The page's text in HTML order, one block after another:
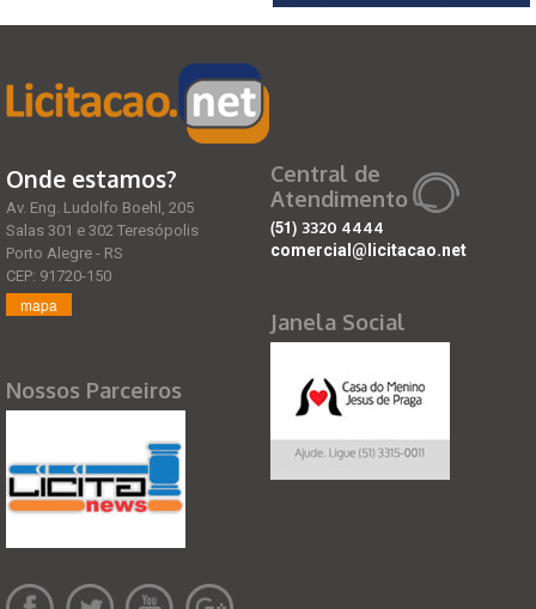
Onde estamos?
Av. Eng. Ludolfo Boehl, 205
Salas 301 e 302 Teresópolis
Porto Alegre - RS
CEP: 91720-150
mapa
Nossos Parceiros
Central de
Atendimento
(51) 3320 4444
comercial@licitacao.net
Janela Social